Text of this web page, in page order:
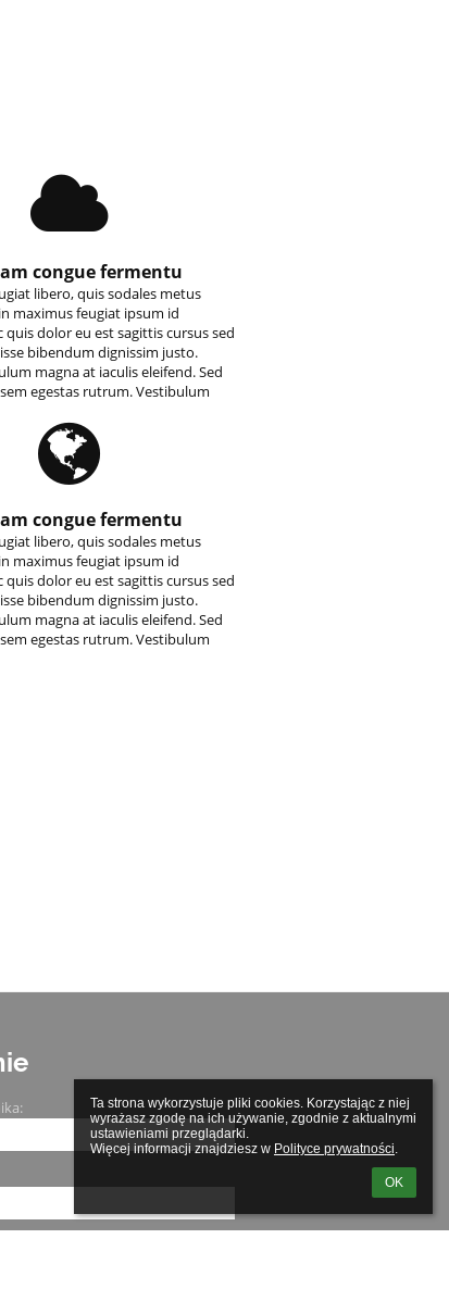
Ta strona wykorzystuje pliki cookies. Korzystając z niej
wyrażasz zgodę na ich używanie, zgodnie z aktualnymi
ustawieniami przeglądarki.
Więcej informacji znajdziesz w Polityce prywatności.
OK
congue fermentu
libero, quis sodales metus
maximus feugiat ipsum id
quis dolor eu est sagittis cursus sed
bibendum dignissim justo.
magna at iaculis eleifend. Sed
egestas rutrum. Vestibulum
congue fermentu
libero, quis sodales metus
maximus feugiat ipsum id
quis dolor eu est sagittis cursus sed
bibendum dignissim justo.
magna at iaculis eleifend. Sed
egestas rutrum. Vestibulum